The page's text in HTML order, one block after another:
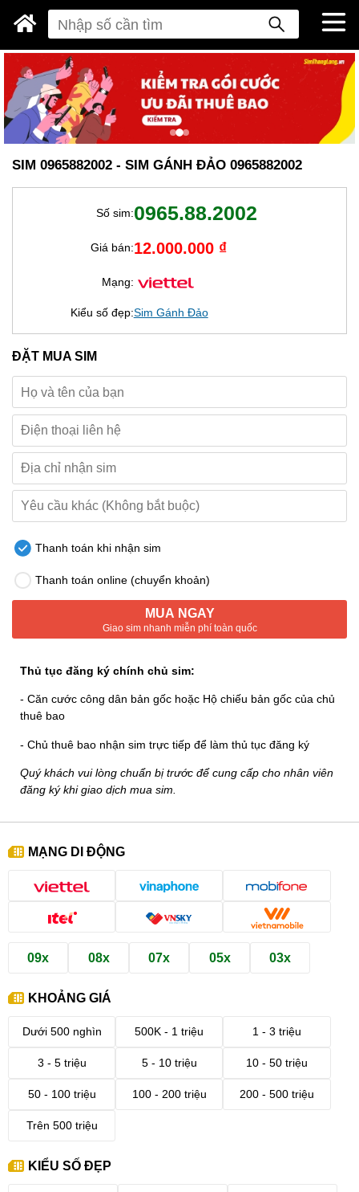
SIM 0965882002 - SIM GÁNH ĐẢO 0965882002
Số sim:0965.88.2002
Giá bán:12.000.000 ₫
Mạng:
Kiểu số đẹp:Sim Gánh Đảo
ĐẶT MUA SIM
Thanh toán khi nhận sim
Thanh toán online (chuyển khoản)
MUA NGAY
Giao sim nhanh miễn phí toàn quốc
Thủ tục đăng ký chính chủ sim:
- Căn cước công dân bản gốc hoặc Hộ chiếu bản gốc của chủ
thuê bao
- Chủ thuê bao nhận sim trực tiếp để làm thủ tục đăng ký
Quý khách vui lòng chuẩn bị trước để cung cấp cho nhân viên
đăng ký khi giao dịch mua sim.
MẠNG DI ĐỘNG
09x 08x 07x 05x 03x
KHOẢNG GIÁ
Dưới 500 nghìn 500K - 1 triệu 1 - 3 triệu
3 - 5 triệu 5 - 10 triệu 10 - 50 triệu
50 - 100 triệu 100 - 200 triệu 200 - 500 triệu
Trên 500 triệu
KIỂU SỐ ĐẸP